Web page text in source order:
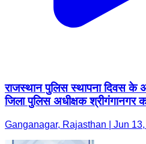
राजस्‍थान पुलिस स्‍थापना दिवस के
जिला पुलिस अधीक्षक श्रीगंगानगर
Ganganagar, Rajasthan | Jun